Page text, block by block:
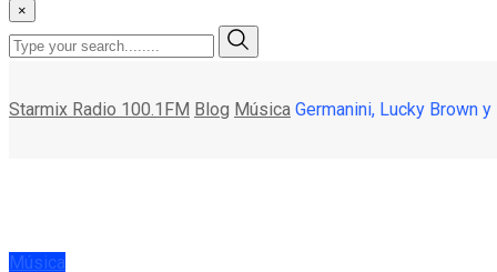
×
Starmix Radio 100.1FM Blog Música Germanini, Lucky Brown y
Música